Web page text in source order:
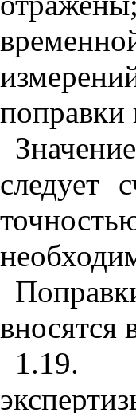
следует
вносятся
1.19.